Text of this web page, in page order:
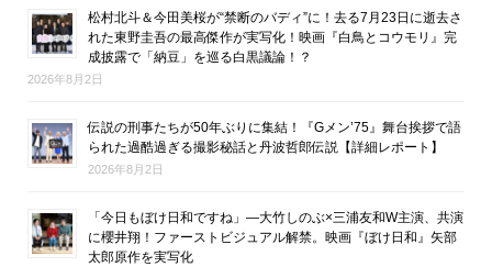
松村北斗＆今田美桜が“禁断のバディ”に！去る7月23日に逝去さ
れた東野圭吾の最高傑作が実写化！映画『白鳥とコウモリ』完
成披露で「納豆」を巡る白黒議論！？
2026年8月2日
伝説の刑事たちが50年ぶりに集結！『Gメン’75』舞台挨拶で語
られた過酷過ぎる撮影秘話と丹波哲郎伝説【詳細レポート】
2026年8月2日
「今日もぼけ日和ですね」―大竹しのぶ×三浦友和W主演、共演
に櫻井翔！ファーストビジュアル解禁。映画『ぼけ日和』矢部
太郎原作を実写化